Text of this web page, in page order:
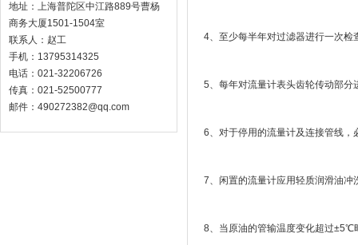
地址：上海普陀区中江路889号曹杨
商务大厦1501-1504室
联系人：赵工
手机：13795314325
电话：021-32206726
传真：021-52500777
邮件：490272382@qq.com
4、至少每半年对过滤器进行一次
5、每年对流量计表头齿轮传动部分
6、对于停用的流量计及连接管线
7、闲置的流量计应用轻质润滑油冲
8、当原油的管输温度变化超过±5℃